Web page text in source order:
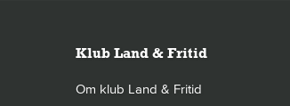
Klub Land & Fritid
Om klub Land & Fritid